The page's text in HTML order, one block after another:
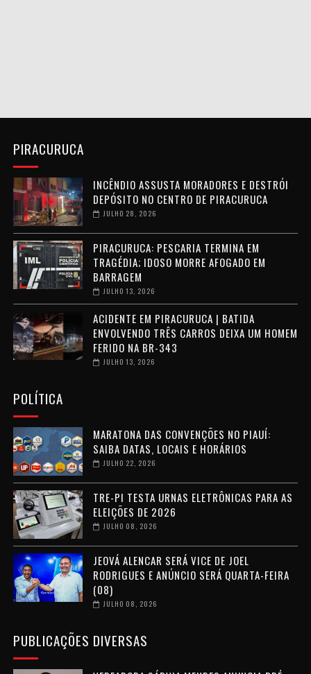
PIRACURUCA
INCÊNDIO ASSUSTA MORADORES E DESTRÓI
DEPÓSITO NO CENTRO DE PIRACURUCA
JULHO 28, 2026
PIRACURUCA: PESCARIA TERMINA EM
TRAGÉDIA; IDOSO MORRE AFOGADO EM
BARRAGEM
JULHO 13, 2026
ACIDENTE EM PIRACURUCA | BATIDA
ENVOLVENDO TRÊS CARROS DEIXA UM HOMEM
FERIDO NA BR-343
JULHO 13, 2026
POLÍTICA
MARATONA DAS CONVENÇÕES NO PIAUÍ:
SAIBA DATAS, LOCAIS E HORÁRIOS
JULHO 22, 2026
TRE-PI TESTA URNAS ELETRÔNICAS PARA AS
ELEIÇÕES DE 2026
JULHO 08, 2026
JEOVÁ ALENCAR SERÁ VICE DE JOEL
RODRIGUES E ANÚNCIO SERÁ QUARTA-FEIRA
(08)
JULHO 08, 2026
PUBLICAÇÕES DIVERSAS